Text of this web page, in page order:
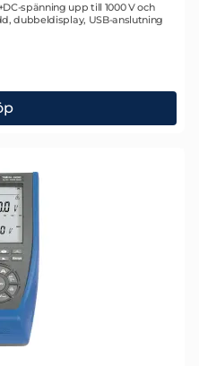
spänning upp till 1000 V och
dubbeldisplay, USB-anslutning
IV Multimeter